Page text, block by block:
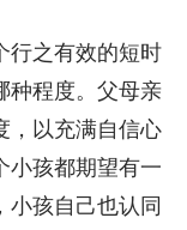
之有效的短时
种程度。父母亲
，以充满自信心
小孩都期望有一
小孩自己也认同